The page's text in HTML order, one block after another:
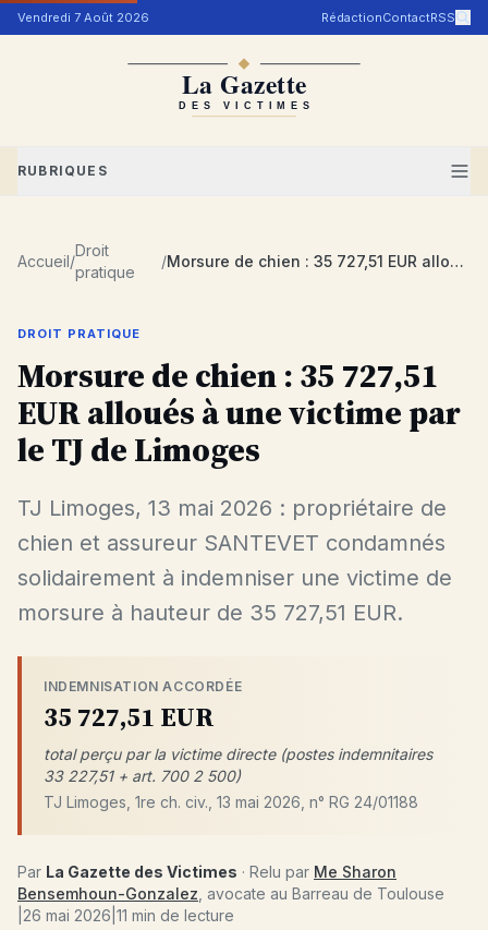
Aller au contenu
Vendredi 7 Août 2026 RédactionContactRSS
RUBRIQUES
Accueil/
Droit
pratique
/ Morsure de chien : 35 727,51 EUR alloués à une victime par le TJ de Limoges
DROIT PRATIQUE
Morsure de chien : 35 727,51
EUR alloués à une victime par
le TJ de Limoges
TJ Limoges, 13 mai 2026 : propriétaire de
chien et assureur SANTEVET condamnés
solidairement à indemniser une victime de
morsure à hauteur de 35 727,51 EUR.
INDEMNISATION ACCORDÉE
35 727,51 EUR
total perçu par la victime directe (postes indemnitaires
33 227,51 + art. 700 2 500)
TJ Limoges, 1re ch. civ., 13 mai 2026, n° RG 24/01188
Par La Gazette des Victimes · Relu par Me Sharon
Bensemhoun-Gonzalez , avocate au Barreau de Toulouse
26 mai 2026 11 min de lecture